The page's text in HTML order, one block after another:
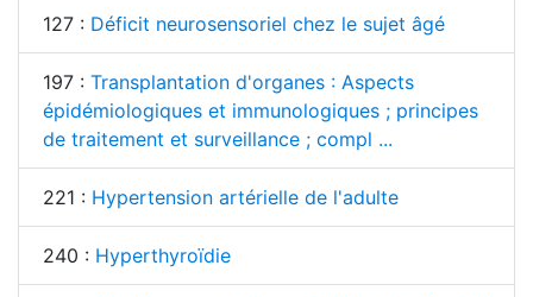
127 : Déficit neurosensoriel chez le sujet âgé
197 : Transplantation d'organes : Aspects
épidémiologiques et immunologiques ; principes
de traitement et surveillance ; compl ...
221 : Hypertension artérielle de l'adulte
240 : Hyperthyroïdie